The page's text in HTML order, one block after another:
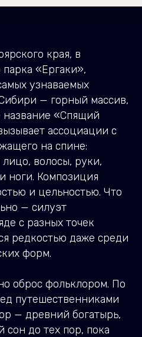
края, в
«Ергаки»,
узнаваемых
— горный массив,
«Спящий
ассоциации с
на спине:
волосы, руки,
ноги. Композиция
и цельностью. Что
— силуэт
с разных точек
редкостью даже среди
форм.
оброс фольклором. По
путешественниками
— древний богатырь,
до тех пор, пока